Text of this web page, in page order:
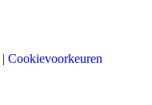
| Cookievoorkeuren